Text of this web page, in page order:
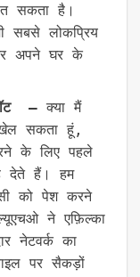
सकता है।
सबसे लोकप्रिय
अपने घर के
–क्या मैं
सकता हूं,
के लिए पहले
देते हैं। हम
को पेश करने
ने एफ़िल्का
नेटवर्क का
पर सैकड़ों